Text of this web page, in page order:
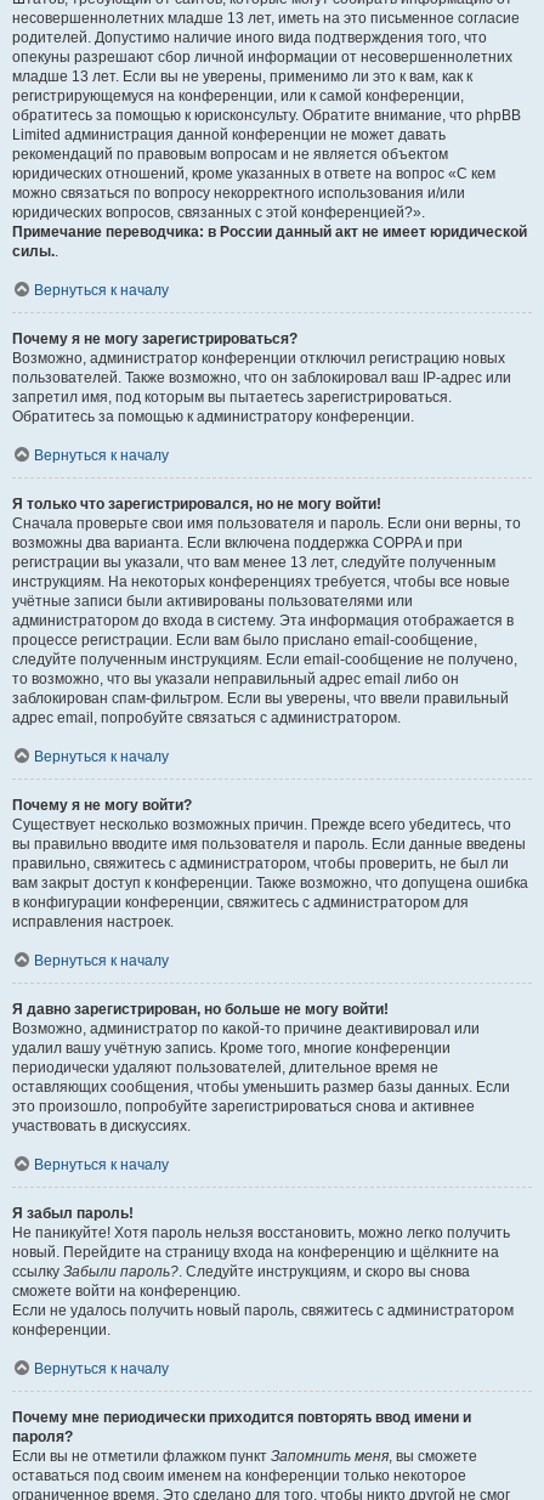
несовершеннолетних младше 13 лет, иметь на это письменное согласие
родителей. Допустимо наличие иного вида подтверждения того, что
опекуны разрешают сбор личной информации от несовершеннолетних
младше 13 лет. Если вы не уверены, применимо ли это к вам, как к
регистрирующемуся на конференции, или к самой конференции,
обратитесь за помощью к юрисконсульту. Обратите внимание, что phpBB
Limited администрация данной конференции не может давать
рекомендаций по правовым вопросам и не является объектом
юридических отношений, кроме указанных в ответе на вопрос «С кем
можно связаться по вопросу некорректного использования и/или
юридических вопросов, связанных с этой конференцией?».
Примечание переводчика: в России данный акт не имеет юридической
силы..
Вернуться к началу
Почему я не могу зарегистрироваться?
Возможно, администратор конференции отключил регистрацию новых
пользователей. Также возможно, что он заблокировал ваш IP-адрес или
запретил имя, под которым вы пытаетесь зарегистрироваться.
Обратитесь за помощью к администратору конференции.
Вернуться к началу
Я только что зарегистрировался, но не могу войти!
Сначала проверьте свои имя пользователя и пароль. Если они верны, то
возможны два варианта. Если включена поддержка COPPA и при
регистрации вы указали, что вам менее 13 лет, следуйте полученным
инструкциям. На некоторых конференциях требуется, чтобы все новые
учётные записи были активированы пользователями или
администратором до входа в систему. Эта информация отображается в
процессе регистрации. Если вам было прислано email-сообщение,
следуйте полученным инструкциям. Если email-сообщение не получено,
то возможно, что вы указали неправильный адрес email либо он
заблокирован спам-фильтром. Если вы уверены, что ввели правильный
адрес email, попробуйте связаться с администратором.
Вернуться к началу
Почему я не могу войти?
Существует несколько возможных причин. Прежде всего убедитесь, что
вы правильно вводите имя пользователя и пароль. Если данные введены
правильно, свяжитесь с администратором, чтобы проверить, не был ли
вам закрыт доступ к конференции. Также возможно, что допущена ошибка
в конфигурации конференции, свяжитесь с администратором для
исправления настроек.
Вернуться к началу
Я давно зарегистрирован, но больше не могу войти!
Возможно, администратор по какой-то причине деактивировал или
удалил вашу учётную запись. Кроме того, многие конференции
периодически удаляют пользователей, длительное время не
оставляющих сообщения, чтобы уменьшить размер базы данных. Если
это произошло, попробуйте зарегистрироваться снова и активнее
участвовать в дискуссиях.
Вернуться к началу
Я забыл пароль!
Не паникуйте! Хотя пароль нельзя восстановить, можно легко получить
новый. Перейдите на страницу входа на конференцию и щёлкните на
ссылку Забыли пароль?. Следуйте инструкциям, и скоро вы снова
сможете войти на конференцию.
Если не удалось получить новый пароль, свяжитесь с администратором
конференции.
Вернуться к началу
Почему мне периодически приходится повторять ввод имени и
пароля?
Если вы не отметили флажком пункт Запомнить меня, вы сможете
оставаться под своим именем на конференции только некоторое
ограниченное время. Это сделано для того, чтобы никто другой не смог